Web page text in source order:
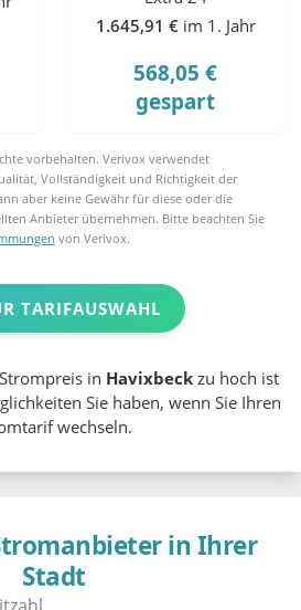
1.645,91 € im 1. Jahr
568,05 €
gespart
vorbehalten. Verivox verwendet
Vollständigkeit und Richtigkeit der
aber keine Gewähr für diese oder die
Anbieter übernehmen. Bitte beachten Sie
von Verivox.
TARIFAUSWAHL
in Havixbeck zu hoch ist
Sie haben, wenn Sie Ihren
wechseln.
in Ihrer
Stadt